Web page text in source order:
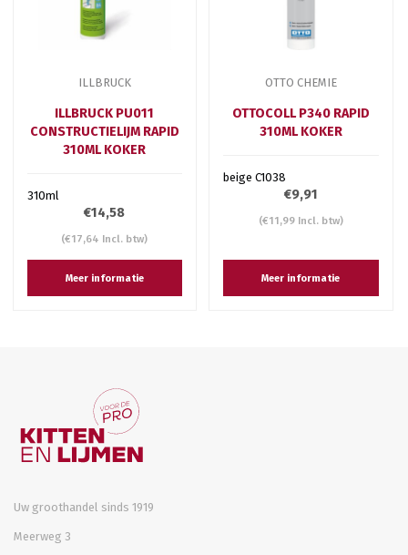
ILLBRUCK
ILLBRUCK PU011
CONSTRUCTIELIJM RAPID
310ML KOKER
310ml
€14,58
(€17,64 Incl. btw)
Meer informatie
OTTO CHEMIE
OTTOCOLL P340 RAPID
310ML KOKER
beige C1038
€9,91
(€11,99 Incl. btw)
Meer informatie
Uw groothandel sinds 1919
Meerweg 3